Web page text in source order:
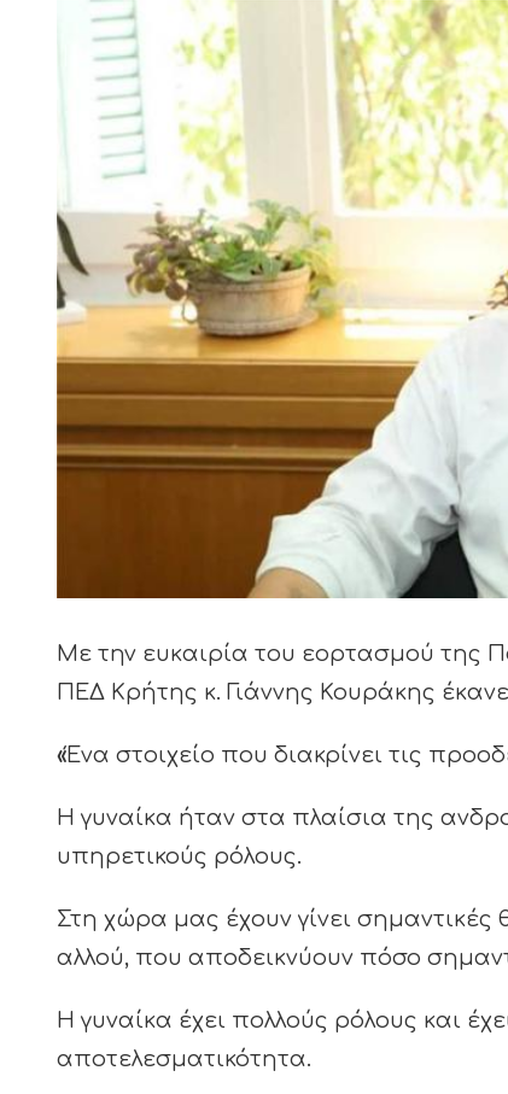
View
Larger
Image
Με την ευκαιρία του εορτασμού της
ΠΕΔ Κρήτης κ. Γιάννης Κουράκης
«Ένα στοιχείο που διακρίνει τις
Η γυναίκα ήταν στα πλαίσια της
υπηρετικούς ρόλους.
Στη χώρα μας έχουν γίνει σημαντικές
αλλού, που αποδεικνύουν πόσο
Η γυναίκα έχει πολλούς ρόλους και
αποτελεσματικότητα.